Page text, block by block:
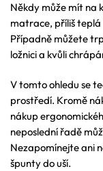
Někdy může mít na
matrace, příliš
Případně můžete
ložnici a kvůli
V tomto ohledu se
prostředí. Kromě
nákup
neposlední řadě
Nezapomínejte ani
špunty do uší.